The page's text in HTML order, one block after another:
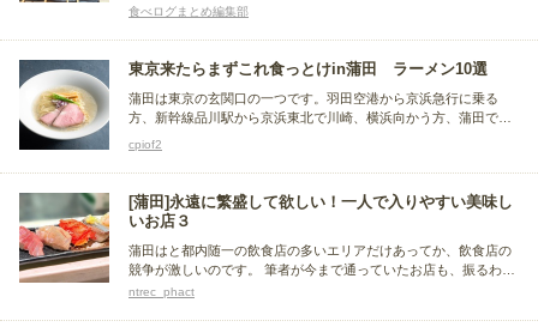
ります。また、ラーメンや居酒屋も豊富で、多彩な食の楽しみを
ました。
食べログまとめ編集部
東京来たらまずこれ食っとけin蒲田 ラーメン10選
蒲田は東京の玄関口の一つです。羽田空港から京浜急行に乗る
方、新幹線品川駅から京浜東北で川崎、横浜向かう方、蒲田でと
同じく超有名な蒲田餃子だけでは物足りない方、ご安心下さい、
蒲田も東京ラーメン百名店を始め、ラーメン激戦区なのです。
cpiof2
[蒲田]永遠に繁盛して欲しい！一人で入りやすい美味し
いお店３
蒲田はと都内随一の飲食店の多いエリアだけあってか、飲食店の
競争が激しいのです。 筆者が今まで通っていたお店も、振るわず
無くなってしまったものも多く.. おいしいもの、良いサービスを
ntrec_phact